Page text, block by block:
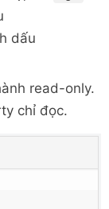
dấu
read-only.
chỉ đọc.